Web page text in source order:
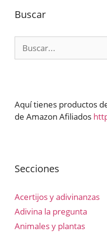
Buscar
Aquí tienes productos
de Amazon Afiliados
Secciones
Acertijos y adivinanzas
Adivina la pregunta
Animales y plantas